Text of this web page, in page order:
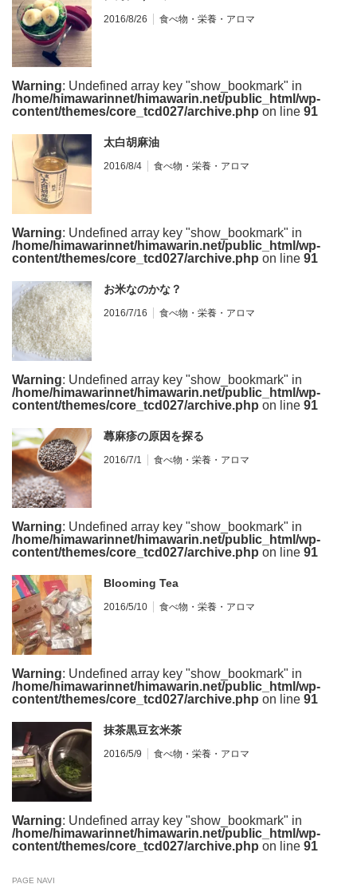
2016/8/26 食べ物・栄養・アロマ
Warning: Undefined array key "show_bookmark" in
/home/himawarinnet/himawarin.net/public_html/wp-
content/themes/core_tcd027/archive.php on line 91
太白胡麻油
2016/8/4 食べ物・栄養・アロマ
Warning: Undefined array key "show_bookmark" in
/home/himawarinnet/himawarin.net/public_html/wp-
content/themes/core_tcd027/archive.php on line 91
お米なのかな？
2016/7/16 食べ物・栄養・アロマ
Warning: Undefined array key "show_bookmark" in
/home/himawarinnet/himawarin.net/public_html/wp-
content/themes/core_tcd027/archive.php on line 91
蕁麻疹の原因を探る
2016/7/1 食べ物・栄養・アロマ
Warning: Undefined array key "show_bookmark" in
/home/himawarinnet/himawarin.net/public_html/wp-
content/themes/core_tcd027/archive.php on line 91
Blooming Tea
2016/5/10 食べ物・栄養・アロマ
Warning: Undefined array key "show_bookmark" in
/home/himawarinnet/himawarin.net/public_html/wp-
content/themes/core_tcd027/archive.php on line 91
抹茶黒豆玄米茶
2016/5/9 食べ物・栄養・アロマ
Warning: Undefined array key "show_bookmark" in
/home/himawarinnet/himawarin.net/public_html/wp-
content/themes/core_tcd027/archive.php on line 91
PAGE NAVI